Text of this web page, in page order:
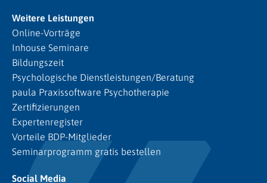
Weitere Leistungen
Online-Vorträge
Inhouse Seminare
Bildungszeit
Psychologische Dienstleistungen/Beratung
paula Praxissoftware Psychotherapie
Zertifizierungen
Expertenregister
Vorteile BDP-Mitglieder
Seminarprogramm gratis bestellen
Social Media